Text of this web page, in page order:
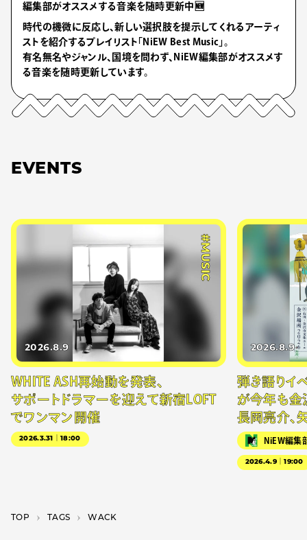
編集部がオススメする音楽を随時更新中🆕
時代の機微に反応し、新しい選択肢を提示してくれるアーティ
ストを紹介するプレイリスト「NiEW Best Music」。
有名無名やジャンル、国境を問わず、NiEW編集部がオススメす
る音楽を随時更新しています。
EVENTS
#MUSIC
2026.8.9
WHITE ASH再始動を発表、
サポートドラマーを迎えて新宿LOFT
でワンマン開催
2026.3.31｜18:00
2026.8.9
弾き語りイ
が今年も金
長岡亮介、
NiEW編集
2026.4.9｜19:00
TOP T­A­G­S WACK